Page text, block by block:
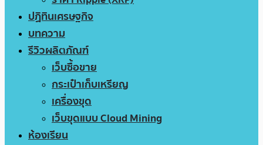
ปฏิทินเศรษฐกิจ
บทความ
รีวิวผลิตภัณฑ์
เว็บซื้อขาย
กระเป๋าเก็บเหรียญ
เครื่องขุด
เว็บขุดแบบ Cloud Mining
ห้องเรียน